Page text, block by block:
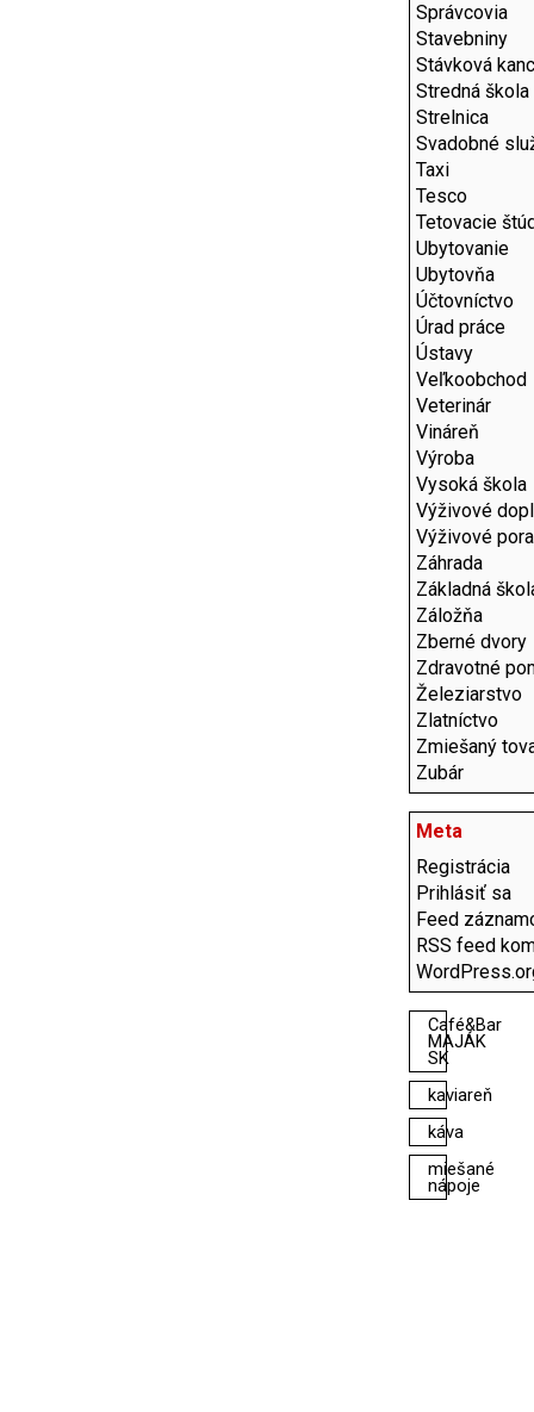
Správcovia
Stavebniny
Stávková
Stredná škola
Strelnica
Svadobné
Taxi
Tesco
Tetovacie
Ubytovanie
Ubytovňa
Účtovníctvo
Úrad práce
Ústavy
Veľkoobchod
Veterinár
Vináreň
Výroba
Vysoká škola
Výživové
Výživové
Záhrada
Základná
Záložňa
Zberné dvory
Zdravotné
Železiarstvo
Zlatníctvo
Zmiešaný
Zubár
Meta
Registrácia
Prihlásiť sa
Feed
RSS feed
Café&Bar
MAJÁK
SK
kaviareň
káva
miešané
nápoje